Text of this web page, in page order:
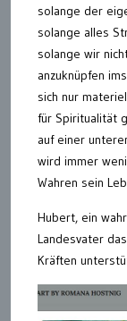
solange der
solange alles
solange wir
anzuknüpfen
sich nur
für Spiritualität
auf einer
wird immer
Wahren sein
Hubert, ein
Landesvater
Kräften